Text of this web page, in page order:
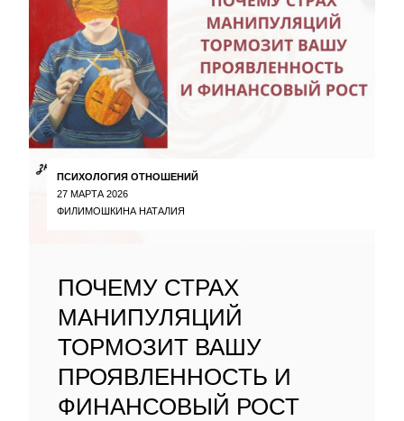
ПСИХОЛОГИЯ ОТНОШЕНИЙ
27 МАРТА 2026
ФИЛИМОШКИНА НАТАЛИЯ
ПОЧЕМУ СТРАХ
МАНИПУЛЯЦИЙ
ТОРМОЗИТ ВАШУ
ПРОЯВЛЕННОСТЬ И
ФИНАНСОВЫЙ РОСТ